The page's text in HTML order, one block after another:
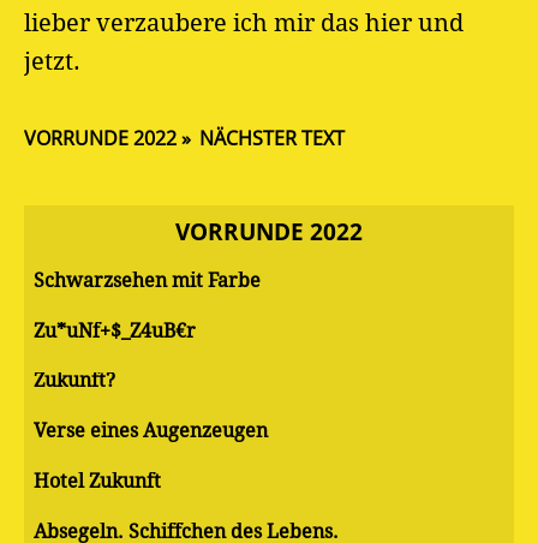
lieber verzaubere ich mir das hier und
jetzt.
VORRUNDE 2022 NÄCHSTER TEXT
VORRUNDE 2022
Schwarzsehen mit Farbe
Zu*uNf+$_Z4uB€r
Zukunft?
Verse eines Augenzeugen
Hotel Zukunft
Absegeln. Schiffchen des Lebens.